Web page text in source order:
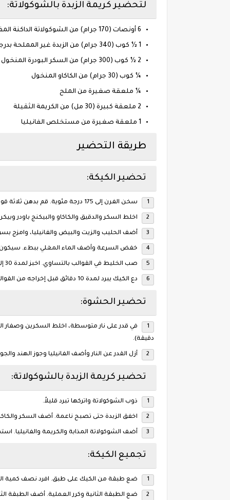
لتحضير كريمة الزبدة بالشوكولاتة:
6 أونصات (170 جرام) من الشوكولاتة الداكنة المفرومة
1 ½ كوب (340 جرام) من الزبدة غير المملحة بدرجة حرارة الغرفة
2 ½ كوب (300 جرام) من السكر البودرة المنخول
¼ كوب (30 جرام) من الكاكاو المنخول
¼ ملعقة صغيرة من الملح
2 ملعقة كبيرة (30 مل) من الكريمة الثقيلة
1 ملعقة صغيرة من مستخلص الفانيليا
طريقة التحضير
تحضير الكيكة:
سخن الفرن إلى 175 درجة مئوية. قم بدهن ثلاثة قوالب دائرية مقاس 20 سم بورق زبدة.
اخلط السكر والدقيق والكاكاو والبيكنج باودر
أضف الحليب والزيت والبيض والفانيليا،
خفض السرعة وأضف الماء المغلي ببطء. سيكون
صب الخليط في القوالب بالتساوي. اخبز لمدة 30 إلى 35 دقيقة أو حتى يخرج عود أسنان نظيفًا من المنتصف.
دع الكيك يبرد لمدة 10 دقائق قبل إخراجه من القوالب ليبرد تمامًا.
تحضير الحشوة:
دقيقة).
أزل القدر عن النار وأضف الفانيليا وجوز الهند
تحضير كريمة الزبدة بالشوكولاتة:
ذوب الشوكولاتة واتركها تبرد قليلاً.
اخفق الزبدة حتى تصبح ناعمة. أضف السكر
أضف الشوكولاتة المذابة والكريمة
تجميع الكيكة:
ضع طبقة من الكيك على طبق. افرد نصف كمية
ضع الطبقة الثانية وكرر العملية. أضف الطبقة